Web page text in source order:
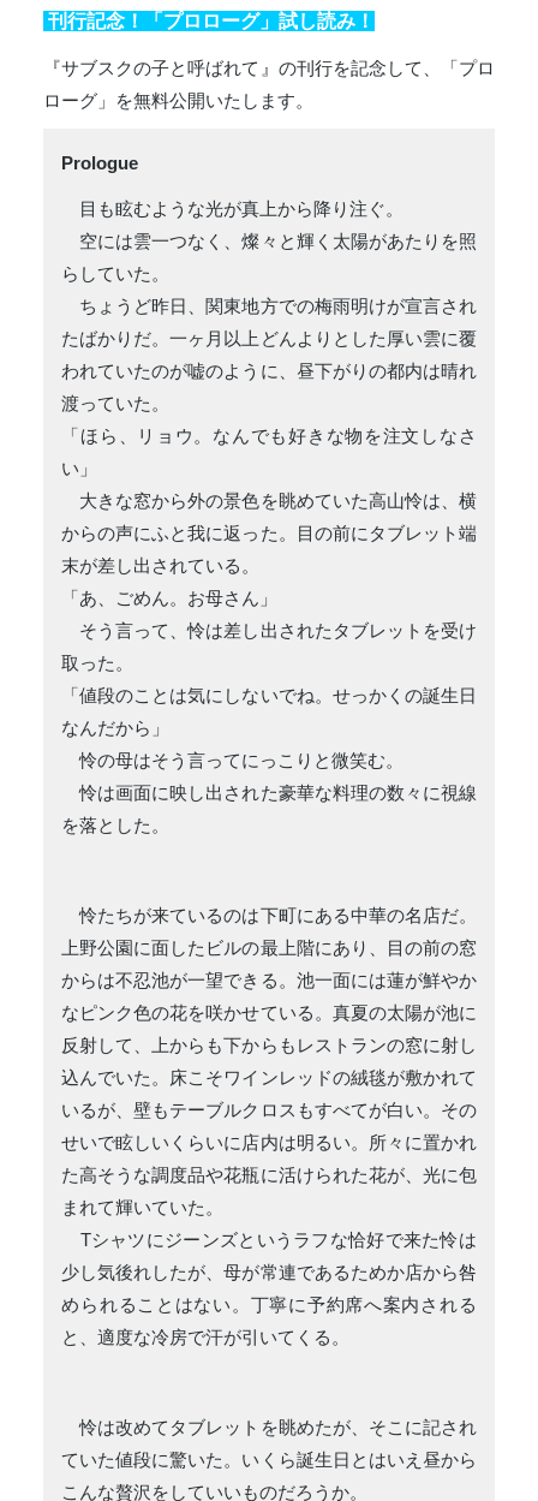
刊行記念！「プロローグ」試し読み！
『サブスクの子と呼ばれて』の刊行を記念して、「プロ
ローグ」を無料公開いたします。
Prologue
目も眩むような光が真上から降り注ぐ。
空には雲一つなく、燦々と輝く太陽があたりを照
らしていた。
ちょうど昨日、関東地方での梅雨明けが宣言され
たばかりだ。一ヶ月以上どんよりとした厚い雲に覆
われていたのが嘘のように、昼下がりの都内は晴れ
渡っていた。
「ほら、リョウ。なんでも好きな物を注文しなさ
い」
大きな窓から外の景色を眺めていた高山怜は、横
からの声にふと我に返った。目の前にタブレット端
末が差し出されている。
「あ、ごめん。お母さん」
そう言って、怜は差し出されたタブレットを受け
取った。
「値段のことは気にしないでね。せっかくの誕生日
なんだから」
怜の母はそう言ってにっこりと微笑む。
怜は画面に映し出された豪華な料理の数々に視線
を落とした。
怜たちが来ているのは下町にある中華の名店だ。
上野公園に面したビルの最上階にあり、目の前の窓
からは不忍池が一望できる。池一面には蓮が鮮やか
なピンク色の花を咲かせている。真夏の太陽が池に
反射して、上からも下からもレストランの窓に射し
込んでいた。床こそワインレッドの絨毯が敷かれて
いるが、壁もテーブルクロスもすべてが白い。その
せいで眩しいくらいに店内は明るい。所々に置かれ
た高そうな調度品や花瓶に活けられた花が、光に包
まれて輝いていた。
Tシャツにジーンズというラフな恰好で来た怜は
少し気後れしたが、母が常連であるためか店から咎
められることはない。丁寧に予約席へ案内される
と、適度な冷房で汗が引いてくる。
怜は改めてタブレットを眺めたが、そこに記され
ていた値段に驚いた。いくら誕生日とはいえ昼から
こんな贅沢をしていいものだろうか。